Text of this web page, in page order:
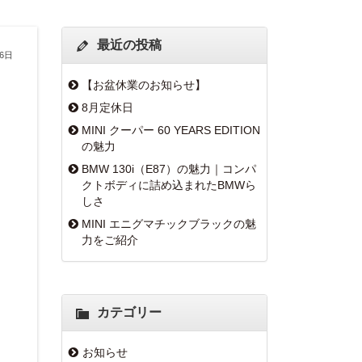
日
最近の投稿
【お盆休業のお知らせ】
8月定休日
MINI クーパー 60 YEARS EDITION
の魅力
BMW 130i（E87）の魅力｜コンパ
クトボディに詰め込まれたBMWら
しさ
MINI エニグマチックブラックの魅
力をご紹介
カテゴリー
お知らせ